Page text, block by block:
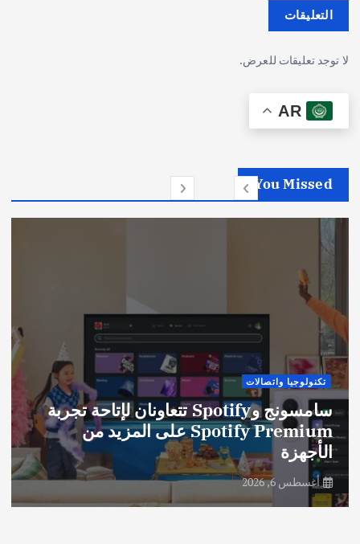
التعليقات
لا توجد تعليقات للعرض.
AR
You Missed
تكنولوجيا واتصالات
سامسونج وSpotify تتعاونان لإتاحة تجربة
Spotify Premium على المزيد من
الأجهزة
أغسطس 6, 2026